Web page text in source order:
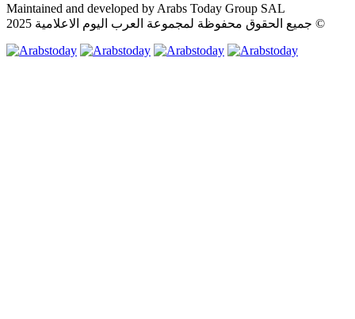
Maintained and developed by Arabs Today Group SAL
جميع الحقوق محفوظة لمجموعة العرب اليوم الاعلامية 2025 ©